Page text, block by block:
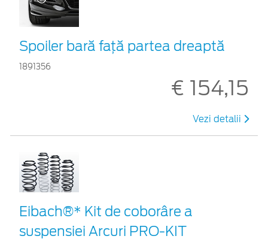
Spoiler bară față partea dreaptă
1891356
€ 154,15
Vezi detalii
Eibach®* Kit de coborâre a
suspensiei Arcuri PRO-KIT